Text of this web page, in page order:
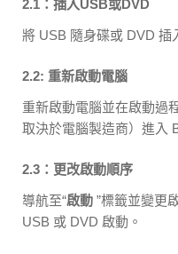
2.1：插入USB或DVD
將 USB 隨身碟或 DVD 插
2.2: 重新啟動電腦
重新啟動電腦並在啟動過
取決於電腦製造商）進入
2.3：更改啟動順序
導航至“啟動 ”標籤並變更
USB 或 DVD 啟動。